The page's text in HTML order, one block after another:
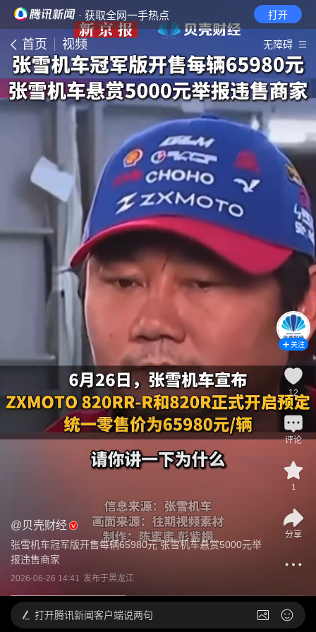
· 获取全网一手热点 打开
首页 视频 无障碍
@贝壳财经
张雪机车冠军版开售每辆65980元 张雪机车悬赏5000元举
报违售商家
2026-06-26 14:41 发布于黑龙江
关注
12
评论
1
分享
打开腾讯新闻客户端说两句